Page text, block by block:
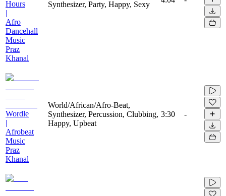
Hours
|
Afro
Dancehall
Music
Praz
Khanal
Synthesizer, Party, Happy, Sexy
Wordle
|
Afrobeat
Music
Praz
Khanal
World/African/Afro-Beat,
Synthesizer, Percussion, Clubbing,
Happy, Upbeat
3:30 -